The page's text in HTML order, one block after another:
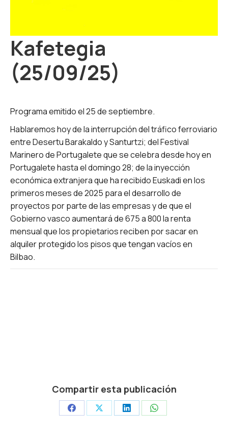
Kafetegia
(25/09/25)
Programa emitido el 25 de septiembre.
Hablaremos hoy de la interrupción del tráfico ferroviario
entre Desertu Barakaldo y Santurtzi; del Festival
Marinero de Portugalete que se celebra desde hoy en
Portugalete hasta el domingo 28; de la inyección
económica extranjera que ha recibido Euskadi en los
primeros meses de 2025 para el desarrollo de
proyectos por parte de las empresas y de que el
Gobierno vasco aumentará de 675 a 800 la renta
mensual que los propietarios reciben por sacar en
alquiler protegido los pisos que tengan vacíos en
Bilbao.
Compartir esta publicación
Share Share Share Share